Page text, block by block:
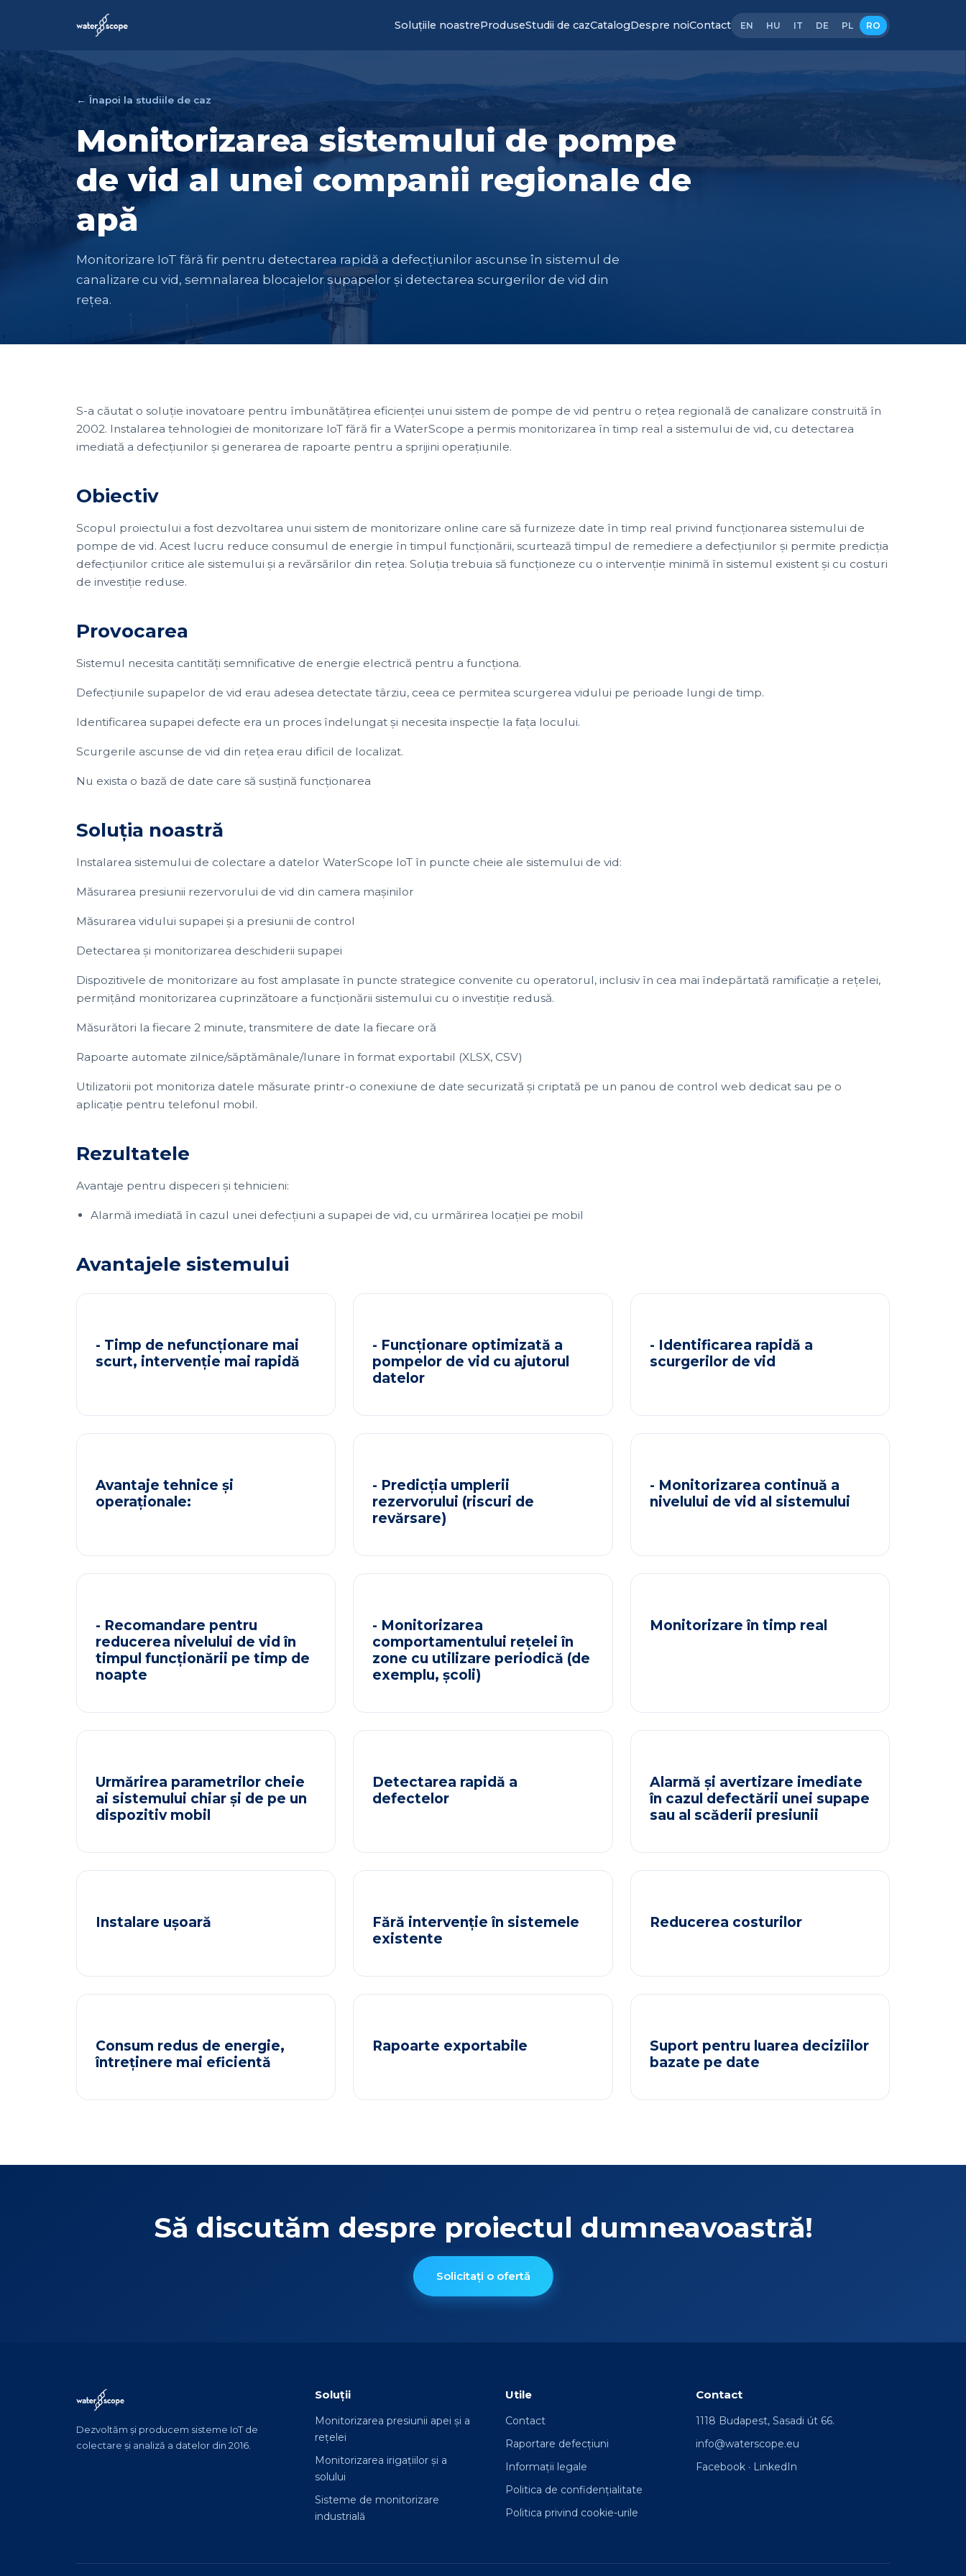
Soluțiile noastreProduseStudii de cazCatalogDespre noiContact EN HU IT DE PL RO
← Înapoi la studiile de caz
Monitorizarea sistemului de pompe
de vid al unei companii regionale de
apă
Monitorizare IoT fără fir pentru detectarea rapidă a defecțiunilor ascunse în sistemul de
canalizare cu vid, semnalarea blocajelor supapelor și detectarea scurgerilor de vid din
rețea.
S-a căutat o soluție inovatoare pentru îmbunătățirea eficienței unui sistem de pompe de vid pentru o rețea regională de canalizare construită în
2002. Instalarea tehnologiei de monitorizare IoT fără fir a WaterScope a permis monitorizarea în timp real a sistemului de vid, cu detectarea
imediată a defecțiunilor și generarea de rapoarte pentru a sprijini operațiunile.
Obiectiv
Scopul proiectului a fost dezvoltarea unui sistem de monitorizare online care să furnizeze date în timp real privind funcționarea sistemului de
pompe de vid. Acest lucru reduce consumul de energie în timpul funcționării, scurtează timpul de remediere a defecțiunilor și permite predicția
defecțiunilor critice ale sistemului și a revărsărilor din rețea. Soluția trebuia să funcționeze cu o intervenție minimă în sistemul existent și cu costuri
de investiție reduse.
Provocarea
Sistemul necesita cantități semnificative de energie electrică pentru a funcționa.
Defecțiunile supapelor de vid erau adesea detectate târziu, ceea ce permitea scurgerea vidului pe perioade lungi de timp.
Identificarea supapei defecte era un proces îndelungat și necesita inspecție la fața locului.
Scurgerile ascunse de vid din rețea erau dificil de localizat.
Nu exista o bază de date care să susțină funcționarea
Soluția noastră
Instalarea sistemului de colectare a datelor WaterScope IoT în puncte cheie ale sistemului de vid:
Măsurarea presiunii rezervorului de vid din camera mașinilor
Măsurarea vidului supapei și a presiunii de control
Detectarea și monitorizarea deschiderii supapei
Dispozitivele de monitorizare au fost amplasate în puncte strategice convenite cu operatorul, inclusiv în cea mai îndepărtată ramificație a rețelei,
permițând monitorizarea cuprinzătoare a funcționării sistemului cu o investiție redusă.
Măsurători la fiecare 2 minute, transmitere de date la fiecare oră
Rapoarte automate zilnice/săptămânale/lunare în format exportabil (XLSX, CSV)
Utilizatorii pot monitoriza datele măsurate printr-o conexiune de date securizată și criptată pe un panou de control web dedicat sau pe o
aplicație pentru telefonul mobil.
Rezultatele
Avantaje pentru dispeceri și tehnicieni:
Alarmă imediată în cazul unei defecțiuni a supapei de vid, cu urmărirea locației pe mobil
Avantajele sistemului
- Timp de nefuncționare mai
scurt, intervenție mai rapidă
- Funcționare optimizată a
pompelor de vid cu ajutorul
datelor
- Identificarea rapidă a
scurgerilor de vid
Avantaje tehnice și
operaționale:
- Predicția umplerii
rezervorului (riscuri de
revărsare)
- Monitorizarea continuă a
nivelului de vid al sistemului
- Recomandare pentru
reducerea nivelului de vid în
timpul funcționării pe timp de
noapte
- Monitorizarea
comportamentului rețelei în
zone cu utilizare periodică (de
exemplu, școli)
Monitorizare în timp real
Urmărirea parametrilor cheie
ai sistemului chiar și de pe un
dispozitiv mobil
Detectarea rapidă a
defectelor
Alarmă și avertizare imediate
în cazul defectării unei supape
sau al scăderii presiunii
Instalare ușoară
Fără intervenție în sistemele
existente
Reducerea costurilor
Consum redus de energie,
întreținere mai eficientă
Rapoarte exportabile
Suport pentru luarea deciziilor
bazate pe date
Să discutăm despre proiectul dumneavoastră!
Solicitați o ofertă
Dezvoltăm și producem sisteme IoT de
colectare și analiză a datelor din 2016.
Soluții
Monitorizarea presiunii apei și a
rețelei
Monitorizarea irigațiilor și a
solului
Sisteme de monitorizare
industrială
Utile
Contact
Raportare defecțiuni
Informații legale
Politica de confidențialitate
Politica privind cookie-urile
Contact
1118 Budapest, Sasadi út 66.
info@waterscope.eu
Facebook · LinkedIn